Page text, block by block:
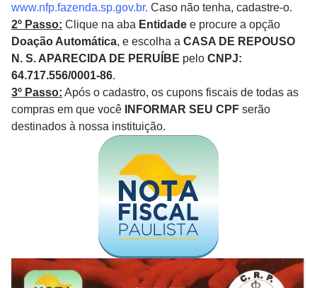
www.nfp.fazenda.sp.gov.br. Caso não tenha, cadastre-o.
2º Passo: Clique na aba Entidade e procure a opção
Doação Automática, e escolha a CASA DE REPOUSO
N. S. APARECIDA DE PERUÍBE pelo CNPJ:
64.717.556/0001-86.
3º Passo: Após o cadastro, os cupons fiscais de todas as
compras em que você
INFORMAR SEU CPF serão
destinados à nossa instituição.